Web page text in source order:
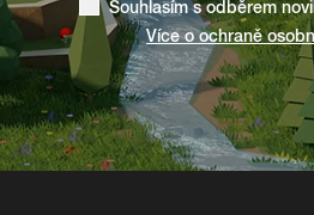
Souhlasím s odběrem
Více o ochraně